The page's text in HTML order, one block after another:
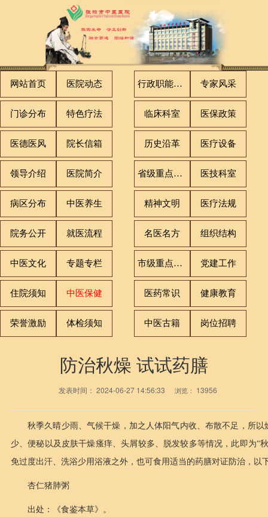
网站首页 医院动态 行政职能科室 专家风采
门诊分布 特色疗法 临床科室 医保政策
医德医风 院长信箱 历史沿革 医疗设备
领导介绍 医院简介 省级重点专科 医技科室
病区分布 中医养生 精神文明 医疗法规
院务公开 就医流程 名医名方 组织结构
中医文化 专题专栏 市级重点专科 党建工作
住院须知 中医保健 医药常识 健康教育
荣誉激励 体检须知 中医古籍 岗位招聘
防治秋燥 试试药膳
发表时间： 2024-06-27 14:56:33 浏览： 13956
秋季久晴少雨、气候干燥，加之人体阳气内收、布散不足，所
少、便秘以及皮肤干燥瘙痒、头屑较多、脱发较多等情况，此即为“
免过度出汗、洗浴少用浴液之外，也可食用适当的药膳对证防治，以
杏仁猪肺粥
出处：《食鉴本草》。